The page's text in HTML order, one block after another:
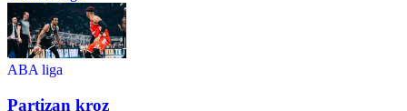
ABA liga
Partizan kroz